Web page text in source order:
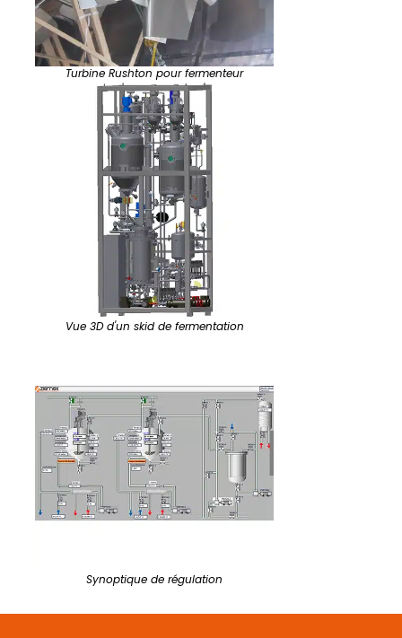
Turbine Rushton pour fermenteur
Vue 3D d'un skid de fermentation
Synoptique de régulation